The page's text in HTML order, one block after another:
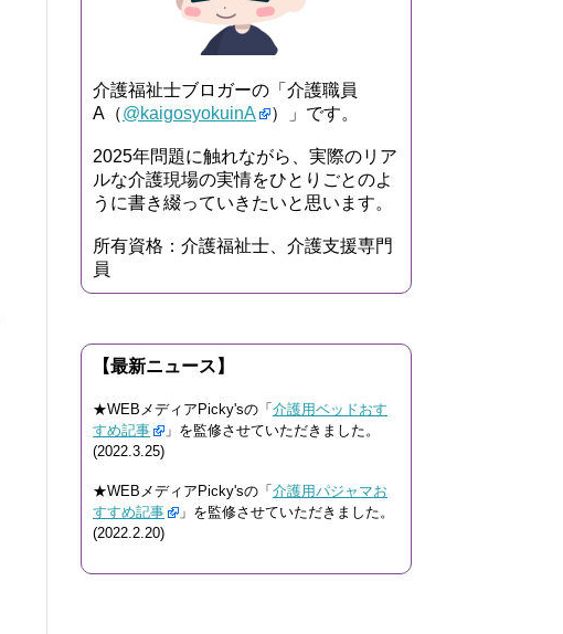
介護福祉士ブロガーの「介護職員
A（@kaigosyokuinA ）」です。
2025年問題に触れながら、実際のリア
ルな介護現場の実情をひとりごとのよ
うに書き綴っていきたいと思います。
所有資格：介護福祉士、介護支援専門
員
【最新ニュース】
★WEBメディアPicky'sの「 介護用ベッドおす
すめ記事
」を監修させていただきました。
(2022.3.25)
★WEBメディアPicky'sの「 介護用パジャマお
すすめ記事
」を監修させていただきました。
(2022.2.20)